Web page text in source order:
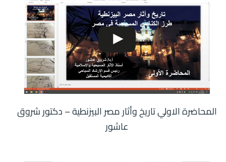
المحاضرة الاولي ‫تاريخ وأثار مصر البيزنطية – دكتور شروق
عاشور